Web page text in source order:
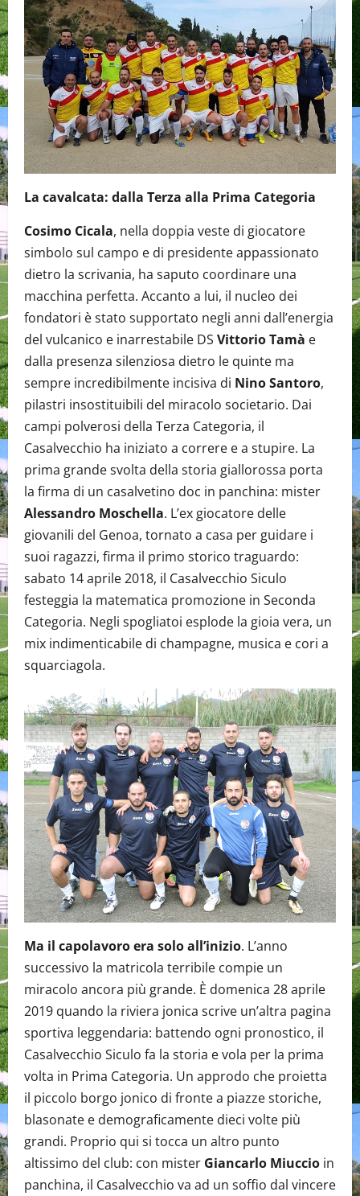
La cavalcata: dalla Terza alla Prima Categoria
Cosimo Cicala, nella doppia veste di giocatore
simbolo sul campo e di presidente appassionato
dietro la scrivania, ha saputo coordinare una
macchina perfetta. Accanto a lui, il nucleo dei
fondatori è stato supportato negli anni dall’energia
del vulcanico e inarrestabile DS Vittorio Tamà e
dalla presenza silenziosa dietro le quinte ma
sempre incredibilmente incisiva di Nino Santoro,
pilastri insostituibili del miracolo societario. Dai
campi polverosi della Terza Categoria, il
Casalvecchio ha iniziato a correre e a stupire. La
prima grande svolta della storia giallorossa porta
la firma di un casalvetino doc in panchina: mister
Alessandro Moschella. L’ex giocatore delle
giovanili del Genoa, tornato a casa per guidare i
suoi ragazzi, firma il primo storico traguardo:
sabato 14 aprile 2018, il Casalvecchio Siculo
festeggia la matematica promozione in Seconda
Categoria. Negli spogliatoi esplode la gioia vera, un
mix indimenticabile di champagne, musica e cori a
squarciagola.
Ma il capolavoro era solo all’inizio. L’anno
successivo la matricola terribile compie un
miracolo ancora più grande. È domenica 28 aprile
2019 quando la riviera jonica scrive un’altra pagina
sportiva leggendaria: battendo ogni pronostico, il
Casalvecchio Siculo fa la storia e vola per la prima
volta in Prima Categoria. Un approdo che proietta
il piccolo borgo jonico di fronte a piazze storiche,
blasonate e demograficamente dieci volte più
grandi. Proprio qui si tocca un altro punto
altissimo del club: con mister Giancarlo Miuccio in
panchina, il Casalvecchio va ad un soffio dal vincere